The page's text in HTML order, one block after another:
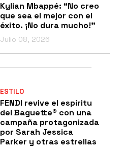
Kylian Mbappé: “No creo
que sea el mejor con el
éxito. ¡No dura mucho!”
Julio 08, 2026
ESTILO
FENDI revive el espíritu
del Baguette® con una
campaña protagonizada
por Sarah Jessica
Parker y otras estrellas